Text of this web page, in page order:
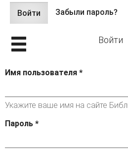
Главные вкладки
Войти (активная
вкладка)
Забыли пароль?
Войти
Имя пользователя *
Укажите ваше имя на сайте
Пароль *